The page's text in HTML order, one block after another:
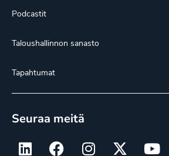
Podcastit
Taloushallinnon sanasto
Tapahtumat
Seuraa meitä